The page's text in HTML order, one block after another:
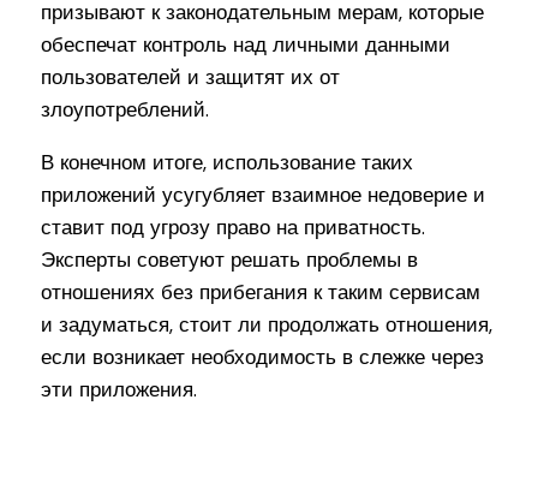
призывают к законодательным мерам, которые
обеспечат контроль над личными данными
пользователей и защитят их от
злоупотреблений.
В конечном итоге, использование таких
приложений усугубляет взаимное недоверие и
ставит под угрозу право на приватность.
Эксперты советуют решать проблемы в
отношениях без прибегания к таким сервисам
и задуматься, стоит ли продолжать отношения,
если возникает необходимость в слежке через
эти приложения.